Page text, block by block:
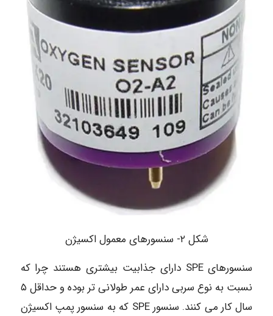
شکل ۲- سنسورهای معمول اکسیژن
سنسورهای SPE دارای جذابیت بیشتری هستند چرا که
نسبت به نوع سربی دارای عمر طولانی تر بوده و حداقل ۵
سال کار می کنند. سنسور SPE که به سنسور پمپ اکسیژن